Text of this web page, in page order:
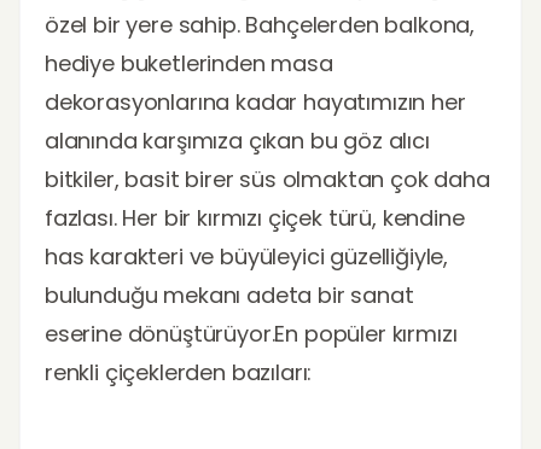
özel bir yere sahip. Bahçelerden balkona,
hediye buketlerinden masa
dekorasyonlarına kadar hayatımızın her
alanında karşımıza çıkan bu göz alıcı
bitkiler, basit birer süs olmaktan çok daha
fazlası. Her bir kırmızı çiçek türü, kendine
has karakteri ve büyüleyici güzelliğiyle,
bulunduğu mekanı adeta bir sanat
eserine dönüştürüyor.En popüler kırmızı
renkli çiçeklerden bazıları: